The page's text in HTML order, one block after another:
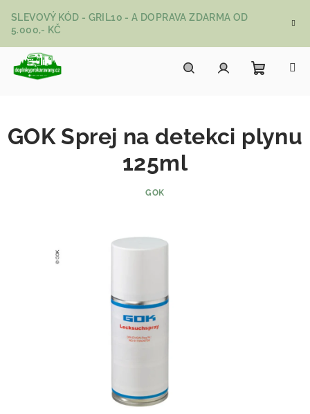
SLEVOVÝ KÓD - GRIL10 - A DOPRAVA ZDARMA OD
5.000,- KČ
GOK Sprej na detekci plynu
125ml
GOK